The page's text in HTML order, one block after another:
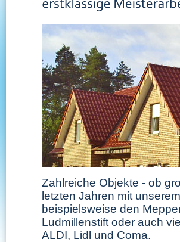
Zahlreiche Objekte - ob
letzten Jahren mit
beispielsweise den
Ludmillenstift oder auch
ALDI, Lidl und Coma.